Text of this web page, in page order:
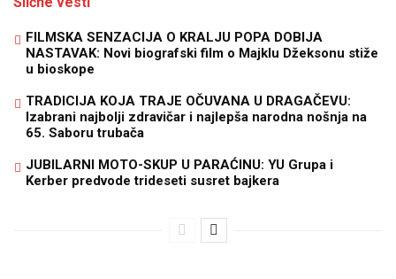
FILMSKA SENZACIJA O KRALJU POPA DOBIJA
NASTAVAK: Novi biografski film o Majklu Džeksonu stiže
u bioskope
TRADICIJA KOJA TRAJE OČUVANA U DRAGAČEVU:
Izabrani najbolji zdravičar i najlepša narodna nošnja na
65. Saboru trubača
JUBILARNI MOTO-SKUP U PARAĆINU: YU Grupa i
Kerber predvode trideseti susret bajkera